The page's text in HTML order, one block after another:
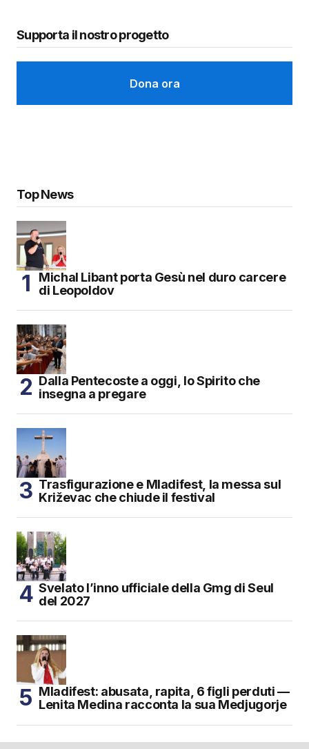
Supporta il nostro progetto
Dona ora
Top News
Michal Libant porta Gesù nel duro carcere
di Leopoldov
Dalla Pentecoste a oggi, lo Spirito che
insegna a pregare
Trasfigurazione e Mladifest, la messa sul
Križevac che chiude il festival
Svelato l’inno ufficiale della Gmg di Seul
del 2027
Mladifest: abusata, rapita, 6 figli perduti —
Lenita Medina racconta la sua Medjugorje